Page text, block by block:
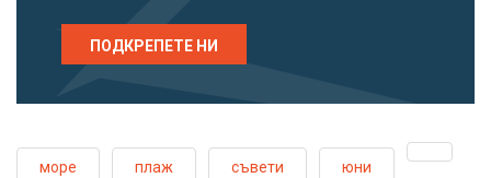
ПОДКРЕПЕТЕ НИ
море плаж съвети юни